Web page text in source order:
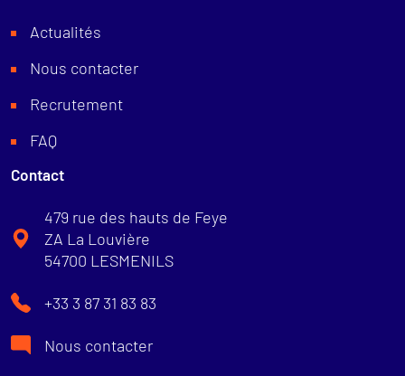
Actualités
Nous contacter
Recrutement
FAQ
Contact
479 rue des hauts de Feye
ZA La Louvière
54700 LESMENILS
+33 3 87 31 83 83
Nous contacter